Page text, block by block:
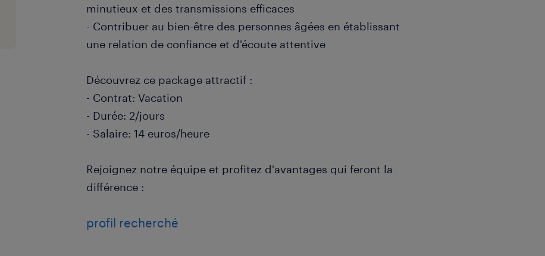
minutieux et des transmissions efficaces
- Contribuer au bien-être des personnes âgées en établissant
une relation de confiance et d'écoute attentive
Découvrez ce package attractif :
- Contrat: Vacation
- Durée: 2/jours
- Salaire: 14 euros/heure
Rejoignez notre équipe et profitez d'avantages qui feront la
différence :
profil recherché